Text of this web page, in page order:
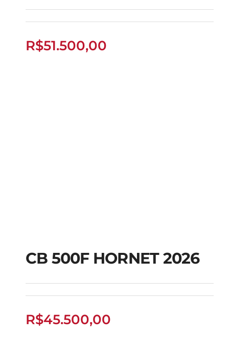
CB 1000R 2014
R$51.500,00
CB 500F HORNET
CB 500F HORNET 2026
R$45.500,00